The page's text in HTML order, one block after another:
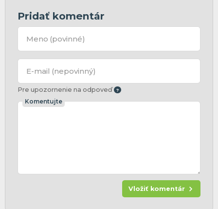
Pridať komentár
Meno (povinné)
E-mail (nepovinný)
Pre upozornenie na odpoveď
Komentujte
Vložiť komentár